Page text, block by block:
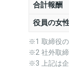
合計報酬
役員の女
※1 取締役の
※2 社外取締
※3 上記は企